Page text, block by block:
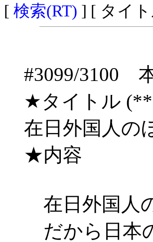
[ 検索(RT) ] [ タイ
#3099/3100
★タイトル
在日外国人
★内容
在日外国人
だから日本